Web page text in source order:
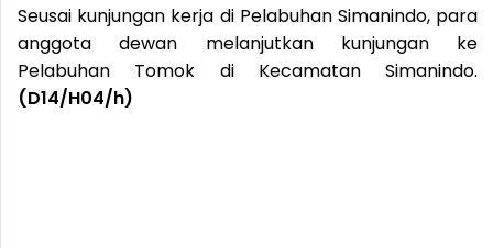
Seusai kunjungan kerja di Pelabuhan Simanindo, para
anggota dewan melanjutkan kunjungan ke
Pelabuhan Tomok di Kecamatan Simanindo.
(D14/H04/h)